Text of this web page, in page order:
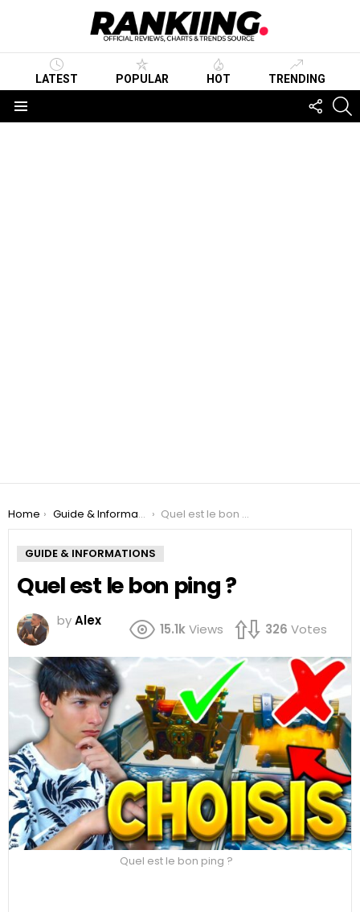
LATEST POPULAR HOT TRENDING
US
You are here:
Home Guide & Informations Quel est le bon ping ?
GUIDE & INFORMATIONS
Quel est le bon ping ?
byAlex
15.1kViews 326 Votes
Quel est le bon ping ?